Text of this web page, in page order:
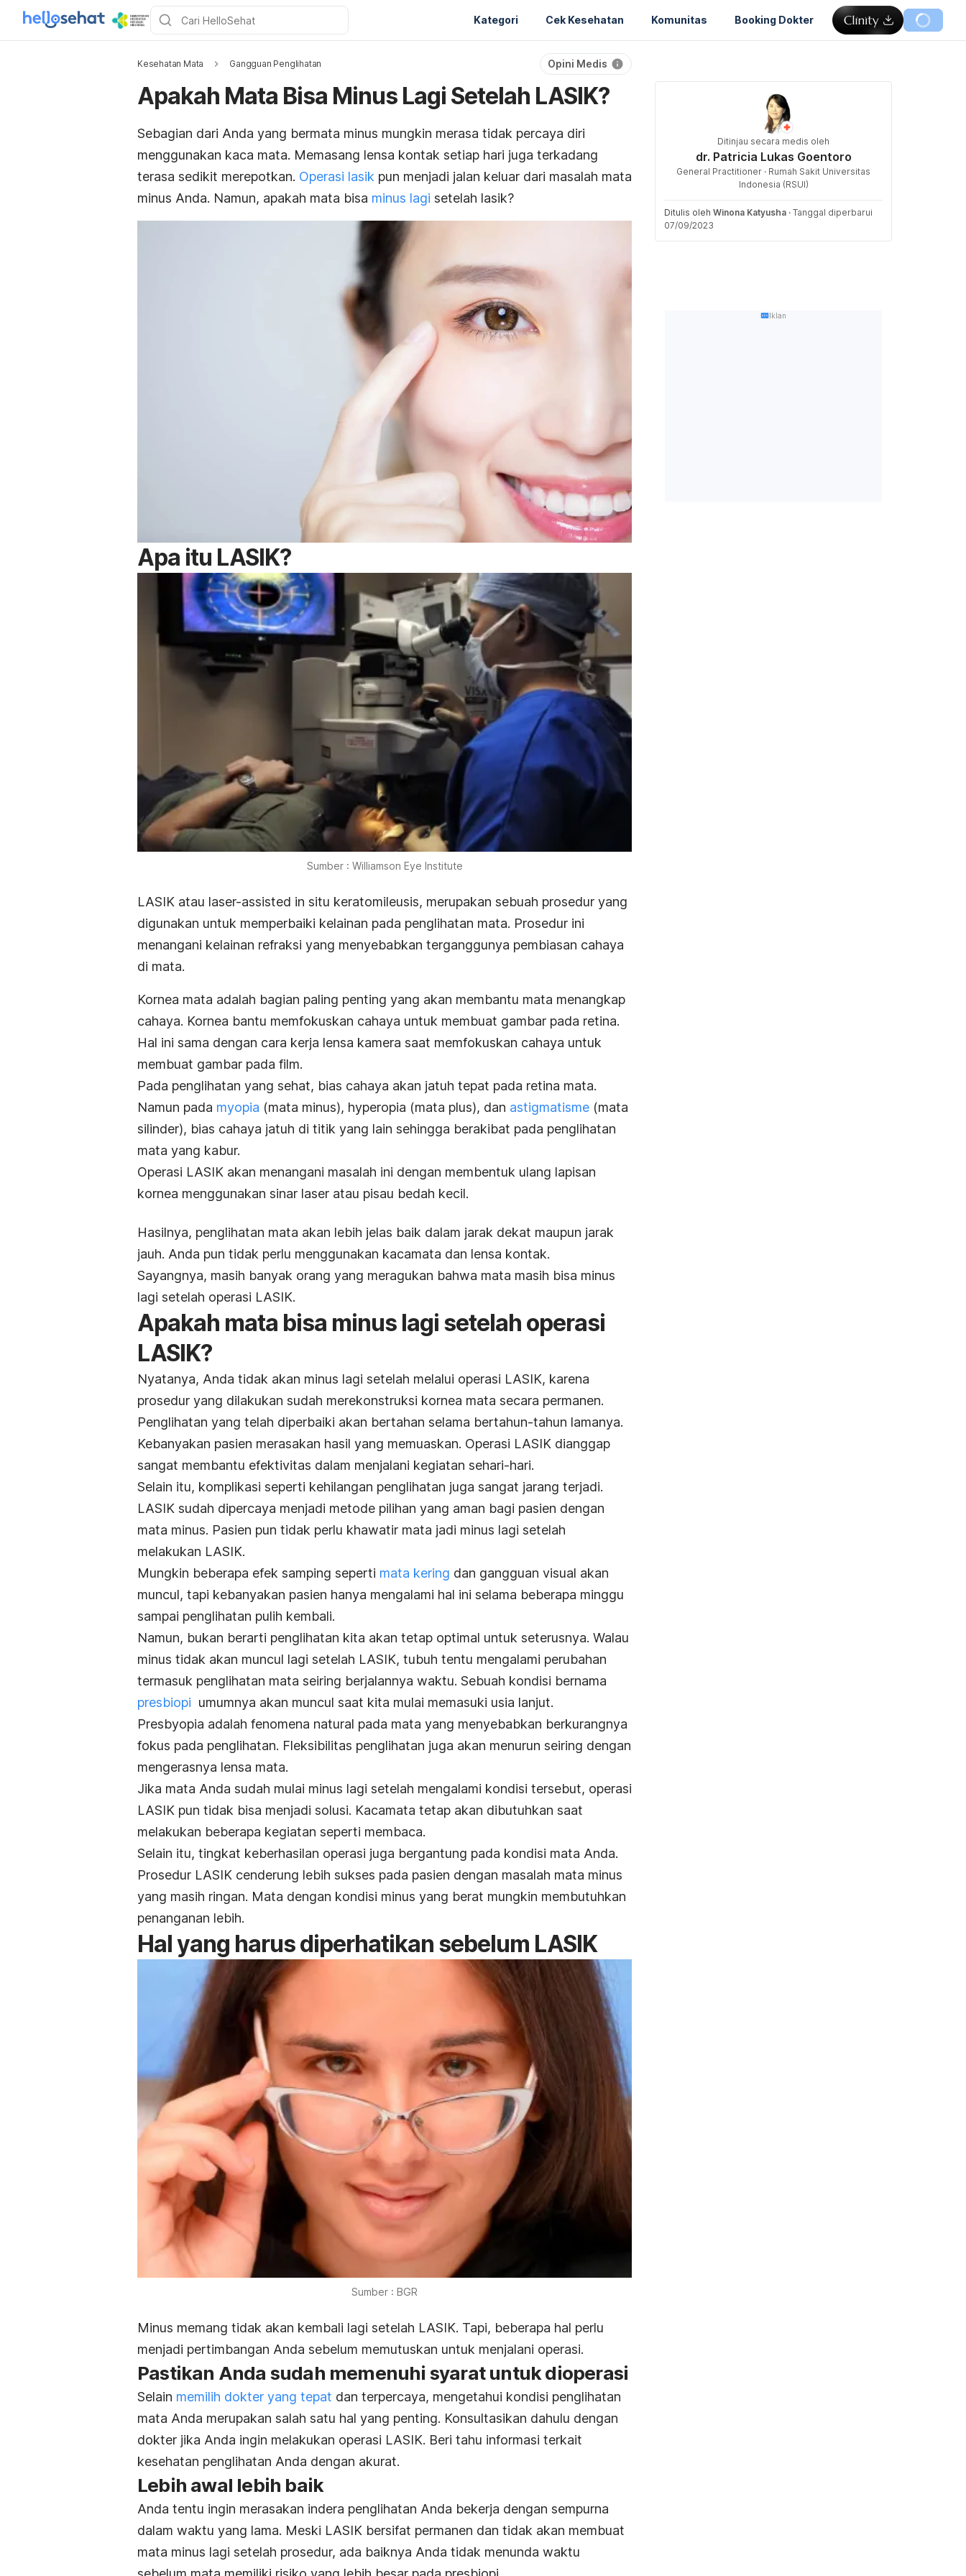
Kategori Cek Kesehatan Komunitas Booking Dokter
Kesehatan Mata Gangguan Penglihatan Opini Medis
Apakah Mata Bisa Minus Lagi Setelah LASIK?
Sebagian dari Anda yang bermata minus mungkin merasa tidak percaya diri
menggunakan kaca mata. Memasang lensa kontak setiap hari juga terkadang
terasa sedikit merepotkan. Operasi lasik pun menjadi jalan keluar dari masalah mata
minus Anda. Namun, apakah mata bisa minus lagi setelah lasik?
Apa itu LASIK?
Sumber : Williamson Eye Institute
LASIK atau laser-assisted in situ keratomileusis, merupakan sebuah prosedur yang
digunakan untuk memperbaiki kelainan pada penglihatan mata. Prosedur ini
menangani kelainan refraksi yang menyebabkan terganggunya pembiasan cahaya
di mata.
Kornea mata adalah bagian paling penting yang akan membantu mata menangkap
cahaya. Kornea bantu memfokuskan cahaya untuk membuat gambar pada retina.
Hal ini sama dengan cara kerja lensa kamera saat memfokuskan cahaya untuk
membuat gambar pada film.
Pada penglihatan yang sehat, bias cahaya akan jatuh tepat pada retina mata.
Namun pada myopia (mata minus), hyperopia (mata plus), dan astigmatisme (mata
silinder), bias cahaya jatuh di titik yang lain sehingga berakibat pada penglihatan
mata yang kabur.
Operasi LASIK akan menangani masalah ini dengan membentuk ulang lapisan
kornea menggunakan sinar laser atau pisau bedah kecil.
Hasilnya, penglihatan mata akan lebih jelas baik dalam jarak dekat maupun jarak
jauh. Anda pun tidak perlu menggunakan kacamata dan lensa kontak.
Sayangnya, masih banyak orang yang meragukan bahwa mata masih bisa minus
lagi setelah operasi LASIK.
Apakah mata bisa minus lagi setelah operasi
LASIK?
Nyatanya, Anda tidak akan minus lagi setelah melalui operasi LASIK, karena
prosedur yang dilakukan sudah merekonstruksi kornea mata secara permanen.
Penglihatan yang telah diperbaiki akan bertahan selama bertahun-tahun lamanya.
Kebanyakan pasien merasakan hasil yang memuaskan. Operasi LASIK dianggap
sangat membantu efektivitas dalam menjalani kegiatan sehari-hari.
Selain itu, komplikasi seperti kehilangan penglihatan juga sangat jarang terjadi.
LASIK sudah dipercaya menjadi metode pilihan yang aman bagi pasien dengan
mata minus. Pasien pun tidak perlu khawatir mata jadi minus lagi setelah
melakukan LASIK.
Mungkin beberapa efek samping seperti mata kering dan gangguan visual akan
muncul, tapi kebanyakan pasien hanya mengalami hal ini selama beberapa minggu
sampai penglihatan pulih kembali.
Namun, bukan berarti penglihatan kita akan tetap optimal untuk seterusnya. Walau
minus tidak akan muncul lagi setelah LASIK, tubuh tentu mengalami perubahan
termasuk penglihatan mata seiring berjalannya waktu. Sebuah kondisi bernama
presbiopi umumnya akan muncul saat kita mulai memasuki usia lanjut.
Presbyopia adalah fenomena natural pada mata yang menyebabkan berkurangnya
fokus pada penglihatan. Fleksibilitas penglihatan juga akan menurun seiring dengan
mengerasnya lensa mata.
Jika mata Anda sudah mulai minus lagi setelah mengalami kondisi tersebut, operasi
LASIK pun tidak bisa menjadi solusi. Kacamata tetap akan dibutuhkan saat
melakukan beberapa kegiatan seperti membaca.
Selain itu, tingkat keberhasilan operasi juga bergantung pada kondisi mata Anda.
Prosedur LASIK cenderung lebih sukses pada pasien dengan masalah mata minus
yang masih ringan. Mata dengan kondisi minus yang berat mungkin membutuhkan
penanganan lebih.
Hal yang harus diperhatikan sebelum LASIK
Sumber : BGR
Minus memang tidak akan kembali lagi setelah LASIK. Tapi, beberapa hal perlu
menjadi pertimbangan Anda sebelum memutuskan untuk menjalani operasi.
Pastikan Anda sudah memenuhi syarat untuk dioperasi
Selain memilih dokter yang tepat dan terpercaya, mengetahui kondisi penglihatan
mata Anda merupakan salah satu hal yang penting. Konsultasikan dahulu dengan
dokter jika Anda ingin melakukan operasi LASIK. Beri tahu informasi terkait
kesehatan penglihatan Anda dengan akurat.
Lebih awal lebih baik
Anda tentu ingin merasakan indera penglihatan Anda bekerja dengan sempurna
dalam waktu yang lama. Meski LASIK bersifat permanen dan tidak akan membuat
mata minus lagi setelah prosedur, ada baiknya Anda tidak menunda waktu
Ditinjau secara medis oleh
dr. Patricia Lukas Goentoro
General Practitioner · Rumah Sakit Universitas
Indonesia (RSUI)
Ditulis oleh Winona Katyusha · Tanggal diperbarui
07/09/2023
Iklan